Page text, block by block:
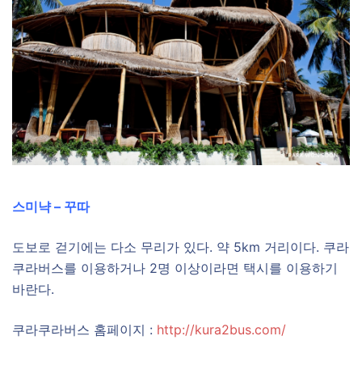
스미냑 – 꾸따
도보로 걷기에는 다소 무리가 있다. 약 5km 거리이다. 쿠라
쿠라버스를 이용하거나 2명 이상이라면 택시를 이용하기
바란다.
쿠라쿠라버스 홈페이지 : http://kura2bus.com/